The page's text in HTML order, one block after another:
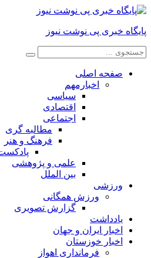
پایگاه خبری پی نوشت نیوز
صفحه اصلی
اخبارمهم
سیاسی
اقتصادی
اجتماعی
مطالبه گری
فرهنگ و هنر
علمی و پژوهشی
بین الملل
ورزشی
ورزش همگانی
گزارش تصویری
یادداشت
اخبار ایران و جهان
اخبار خوزستان
فرمانداری اهواز